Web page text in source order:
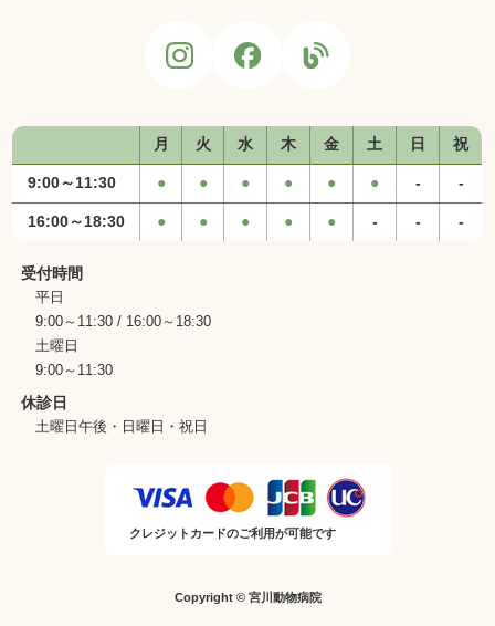
月 火 水 木 金 土 日 祝
9:00～11:30
16:00～18:30
受付時間
平日
9:00～11:30 / 16:00～18:30
土曜日
9:00～11:30
休診日
土曜日午後・日曜日・祝日
クレジットカードのご利用が可能です
Copyright © 宮川動物病院